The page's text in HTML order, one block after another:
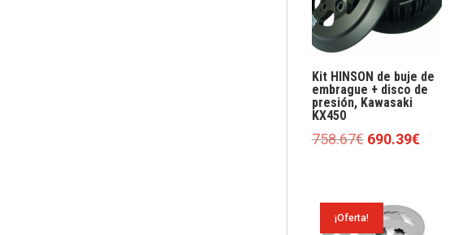
Kit HINSON de buje de
embrague + disco de
presión, Kawasaki
KX450
758.67€ El
era:
758.67€.
690.39€El
690.39€.
¡Oferta!